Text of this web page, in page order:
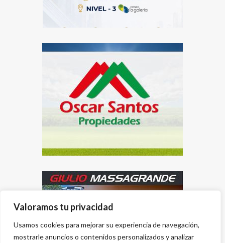
Valoramos tu privacidad
Usamos cookies para mejorar su experiencia de navegación,
mostrarle anuncios o contenidos personalizados y analizar